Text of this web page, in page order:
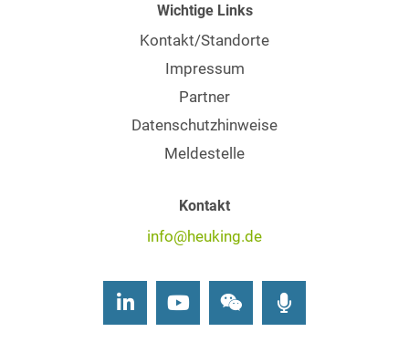
Wichtige Links
Kontakt/Standorte
Impressum
Partner
Datenschutzhinweise
Meldestelle
Kontakt
info@heuking.de
LinkedInYoutubeWechat